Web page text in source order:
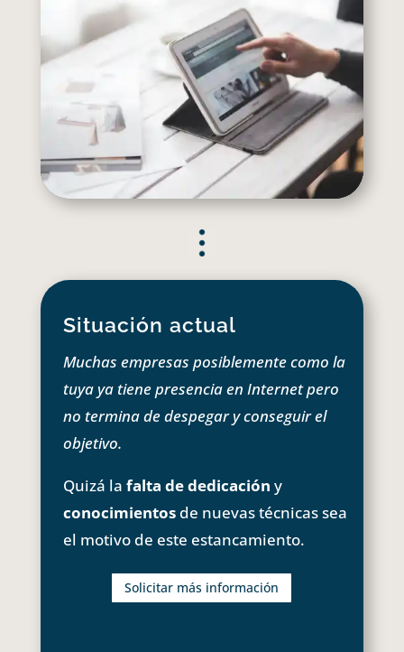
Situación actual
Muchas empresas posiblemente como la
tuya ya tiene presencia en Internet pero
no termina de despegar y conseguir el
objetivo.
Quizá la falta de dedicación y
conocimientosde nuevas técnicas sea
el motivo de este estancamiento.
Solicitar más información